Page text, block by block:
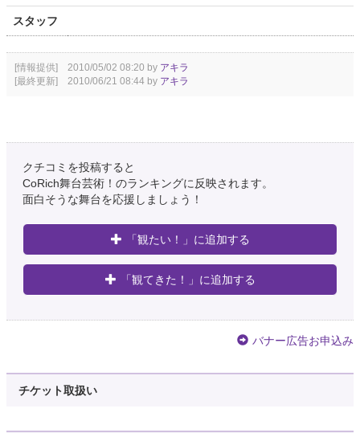
スタッフ
[情報提供] 2010/05/02 08:20 by アキラ
[最終更新] 2010/06/21 08:44 by アキラ
クチコミを投稿すると
CoRich舞台芸術！のランキングに反映されます。
面白そうな舞台を応援しましょう！
「観たい！」に追加する
「観てきた！」に追加する
バナー広告お申込み
チケット取扱い